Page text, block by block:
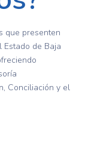
que presenten
de Baja
Conciliación y el